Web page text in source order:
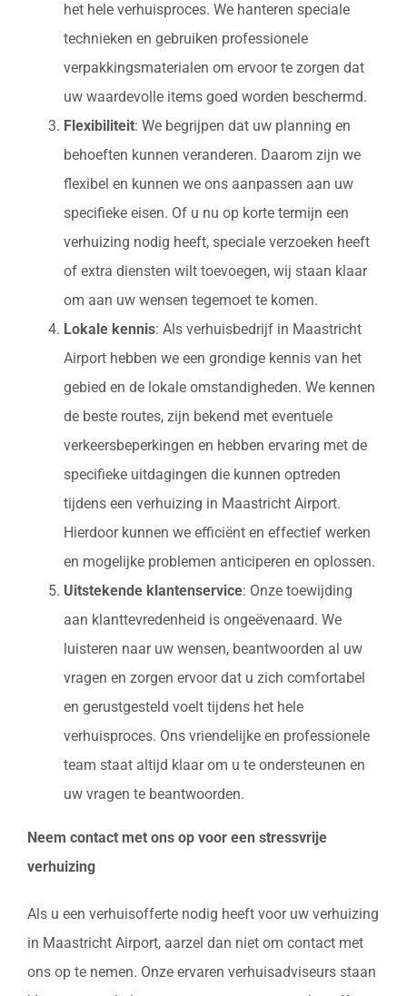
het hele verhuisproces. We hanteren speciale
technieken en gebruiken professionele
verpakkingsmaterialen om ervoor te zorgen dat
uw waardevolle items goed worden beschermd.
Flexibiliteit: We begrijpen dat uw planning en
behoeften kunnen veranderen. Daarom zijn we
flexibel en kunnen we ons aanpassen aan uw
specifieke eisen. Of u nu op korte termijn een
verhuizing nodig heeft, speciale verzoeken heeft
of extra diensten wilt toevoegen, wij staan klaar
om aan uw wensen tegemoet te komen.
Lokale kennis: Als verhuisbedrijf in Maastricht
Airport hebben we een grondige kennis van het
gebied en de lokale omstandigheden. We kennen
de beste routes, zijn bekend met eventuele
verkeersbeperkingen en hebben ervaring met de
specifieke uitdagingen die kunnen optreden
tijdens een verhuizing in Maastricht Airport.
Hierdoor kunnen we efficiënt en effectief werken
en mogelijke problemen anticiperen en oplossen.
Uitstekende klantenservice: Onze toewijding
aan klanttevredenheid is ongeëvenaard. We
luisteren naar uw wensen, beantwoorden al uw
vragen en zorgen ervoor dat u zich comfortabel
en gerustgesteld voelt tijdens het hele
verhuisproces. Ons vriendelijke en professionele
team staat altijd klaar om u te ondersteunen en
uw vragen te beantwoorden.
Neem contact met ons op voor een stressvrije
verhuizing
Als u een verhuisofferte nodig heeft voor uw verhuizing
in Maastricht Airport, aarzel dan niet om contact met
ons op te nemen. Onze ervaren verhuisadviseurs staan